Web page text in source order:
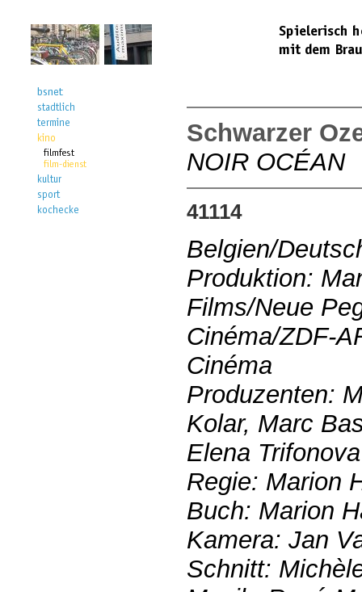
Schwarzer
NOIR OCÉAN
41114
Belgien/
Produktion:
Films/Neue
Cinéma/ZDF-
Cinéma
Produzenten:
Kolar, Marc
Elena Trifonova
Regie: Marion
Buch: Marion
Kamera: Jan
Schnitt: